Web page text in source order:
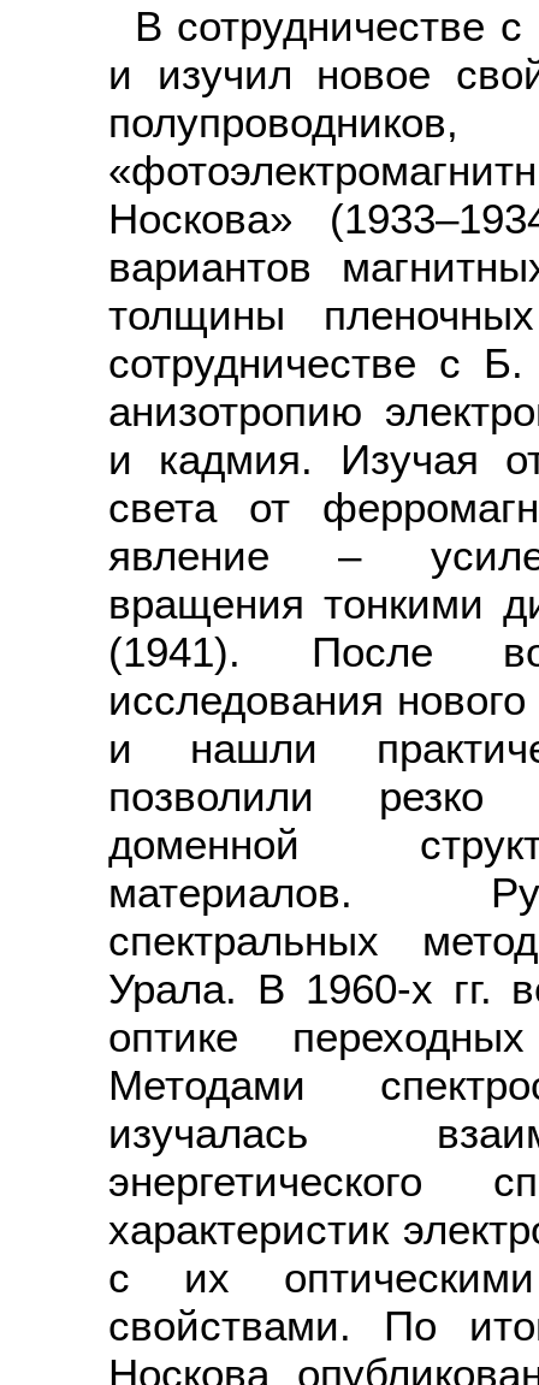
В сотрудничестве
и изучил новое
Носкова»
вариантов
толщины
сотрудничестве с
анизотропию
и кадмия. Изучая
света от
явление –
вращения тонкими
(1941). После
исследования
и нашли
позволили резко
доменной
материалов.
спектральных
Урала. В 1960-х гг.
оптике
Методами
изучалась
энергетического
характеристик
с их
свойствами. По
Носкова